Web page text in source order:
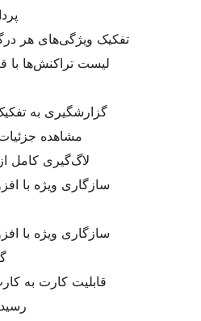
تفکیک ویژگی‌های هر
لیست تراکنش‌ها با
گزارشگیری به
مشاهده
لاگ‌گیری کامل
سازگاری ویژه با
سازگاری ویژه با
قابلیت کارت به